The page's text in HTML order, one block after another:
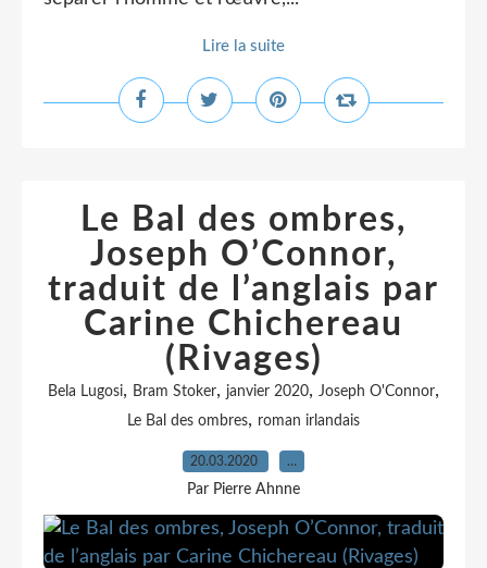
Lire la suite
Le Bal des ombres,
Joseph O’Connor,
traduit de l’anglais par
Carine Chichereau
(Rivages)
Bela Lugosi, Bram Stoker, janvier 2020, Joseph O'Connor,
Le Bal des ombres, roman irlandais
20.03.2020 …
Par Pierre Ahnne